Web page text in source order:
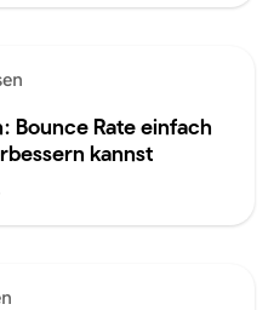
Bounce Rate einfach
kannst